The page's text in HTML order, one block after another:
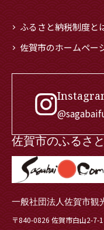
ふるさと納税制度と
佐賀市のホームペー
佐賀市のふるさ
一般社団法人佐賀市観
〒840-0826 佐賀市白山2-7-